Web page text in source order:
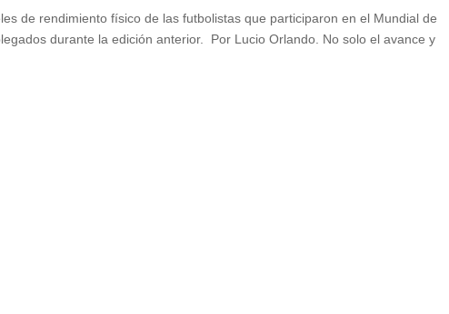
de rendimiento físico de las futbolistas que participaron en el Mundial de
durante la edición anterior. Por Lucio Orlando. No solo el avance y